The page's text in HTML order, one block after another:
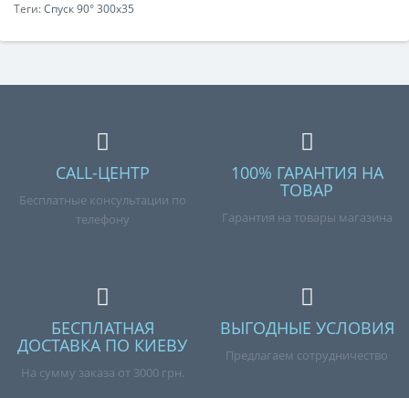
Теги:Спуск 90° 300х35
CALL-ЦЕНТР
Бесплатные консультации по
телефону
100% ГАРАНТИЯ НА
ТОВАР
Гарантия на товары магазина
БЕСПЛАТНАЯ
ДОСТАВКА ПО КИЕВУ
На сумму заказа от 3000 грн.
ВЫГОДНЫЕ УСЛОВИЯ
Предлагаем сотрудничество